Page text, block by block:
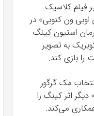
فیلم کلاسیک
در نقش «جدای اوبی ون کنوبی» در
استیون کینگ
با ایفای نقش دنی لوید در فیلم 1980 استنلی کوبریک به تصویر
بازی کند.
مک گرگور
دیگر اثر کینگ را
همکاری می‌کند.